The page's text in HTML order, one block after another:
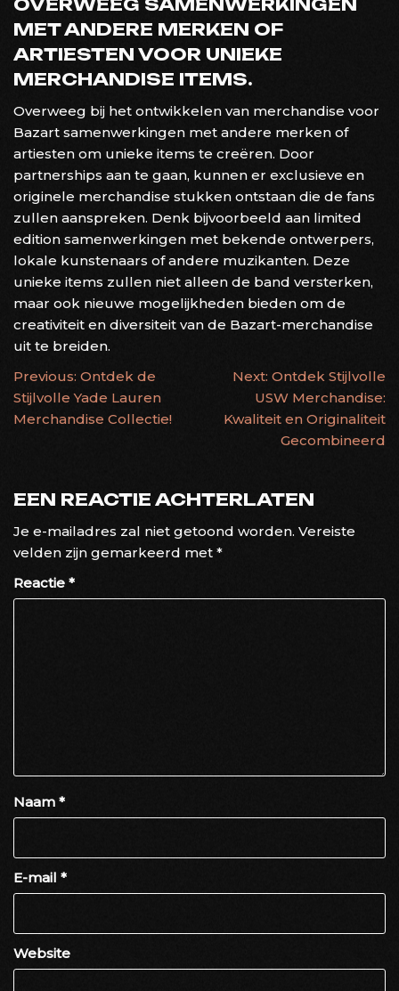
MET ANDERE MERKEN OF
ARTIESTEN VOOR UNIEKE
MERCHANDISE ITEMS.
Overweeg bij het ontwikkelen van merchandise voor
Bazart samenwerkingen met andere merken of
artiesten om unieke items te creëren. Door
partnerships aan te gaan, kunnen er exclusieve en
originele merchandise stukken ontstaan die de fans
zullen aanspreken. Denk bijvoorbeeld aan limited
edition samenwerkingen met bekende ontwerpers,
lokale kunstenaars of andere muzikanten. Deze
unieke items zullen niet alleen de band versterken,
maar ook nieuwe mogelijkheden bieden om de
creativiteit en diversiteit van de Bazart-merchandise
uit te breiden.
BERICHTNAVIGATIE
Previous: Ontdek de
Stijlvolle Yade Lauren
Merchandise Collectie!
Next: Ontdek Stijlvolle
USW Merchandise:
Kwaliteit en Originaliteit
Gecombineerd
EEN REACTIE ACHTERLATEN
Je e-mailadres zal niet getoond worden. Vereiste
velden zijn gemarkeerd met *
Reactie *
Naam *
E-mail *
Website